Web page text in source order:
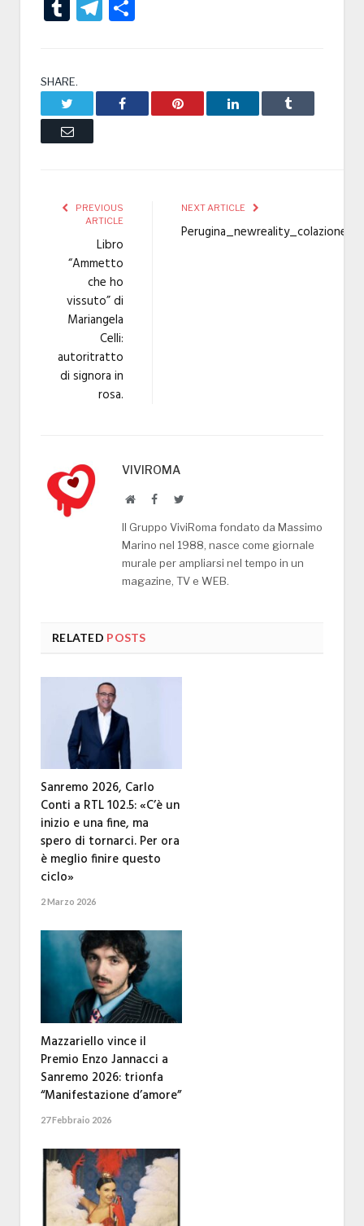
TumblrTelegram
SHARE.
Facebook Pinterest LinkedIn Tumblr
Email
PREVIOUS
ARTICLE
Libro
“Ammetto
che ho
vissuto” di
Mariangela
Celli:
autoritratto
di signora in
rosa.
NEXT ARTICLE
Perugina_newreality_colazione
VIVIROMA
WebsiteFacebookTwitter
Il Gruppo ViviRoma fondato da Massimo
Marino nel 1988, nasce come giornale
murale per ampliarsi nel tempo in un
magazine, TV e WEB.
RELATED POSTS
Sanremo 2026, Carlo
Conti a RTL 102.5: «C’è un
inizio e una fine, ma
spero di tornarci. Per ora
è meglio finire questo
ciclo»
2 Marzo 2026
Mazzariello vince il
Premio Enzo Jannacci a
Sanremo 2026: trionfa
“Manifestazione d’amore”
27 Febbraio 2026